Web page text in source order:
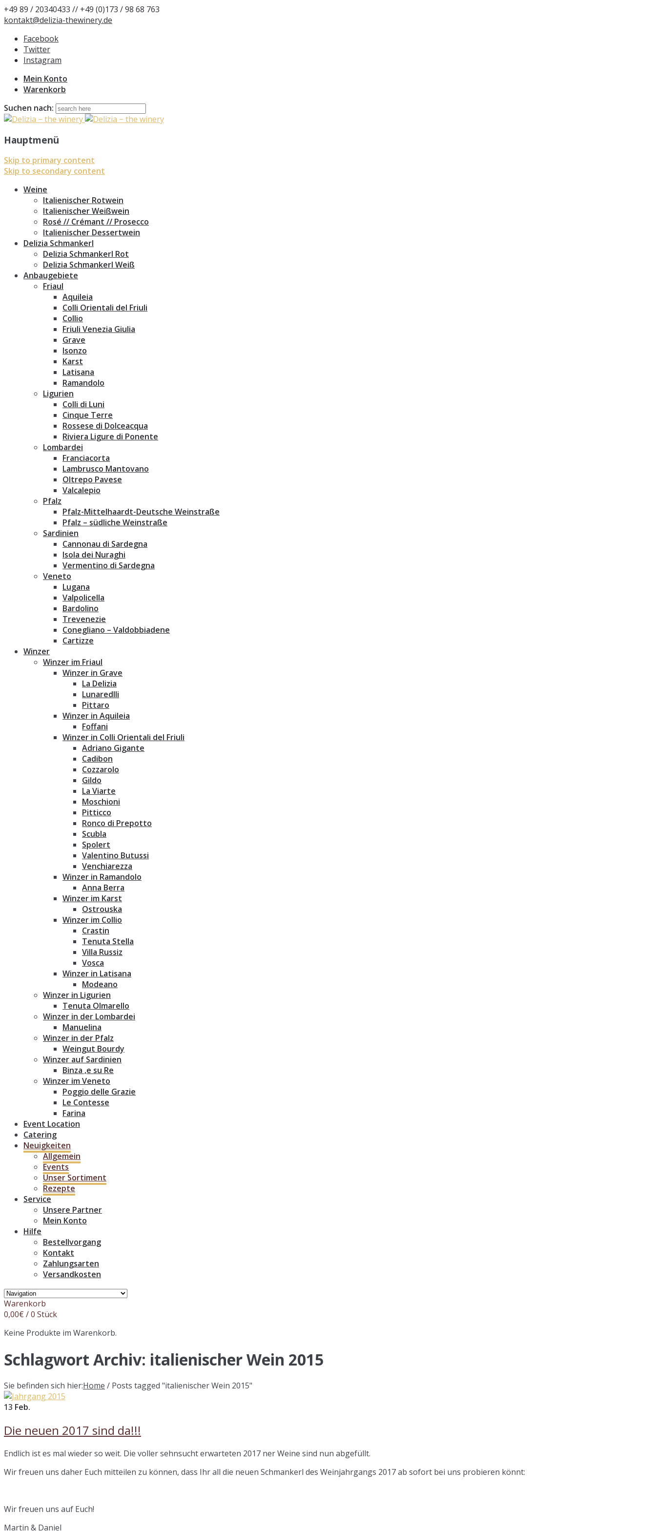
+49 89 / 20340433 // +49 (0)173 / 98 68 763
kontakt@delizia-thewinery.de
Facebook
Twitter
Instagram
Mein Konto
Warenkorb
Suchen nach:
Hauptmenü
Skip to primary content
Skip to secondary content
Weine
Italienischer Rotwein
Italienischer Weißwein
Rosé // Crémant // Prosecco
Italienischer Dessertwein
Delizia Schmankerl
Delizia Schmankerl Rot
Delizia Schmankerl Weiß
Anbaugebiete
Friaul
Aquileia
Colli Orientali del Friuli
Collio
Friuli Venezia Giulia
Grave
Isonzo
Karst
Latisana
Ramandolo
Ligurien
Colli di Luni
Cinque Terre
Rossese di Dolceacqua
Riviera Ligure di Ponente
Lombardei
Franciacorta
Lambrusco Mantovano
Oltrepo Pavese
Valcalepio
Pfalz
Pfalz-Mittelhaardt-Deutsche Weinstraße
Pfalz – südliche Weinstraße
Sardinien
Cannonau di Sardegna
Isola dei Nuraghi
Vermentino di Sardegna
Veneto
Lugana
Valpolicella
Bardolino
Trevenezie
Conegliano – Valdobbiadene
Cartizze
Winzer
Winzer im Friaul
Winzer in Grave
La Delizia
Lunaredlli
Pittaro
Winzer in Aquileia
Foffani
Winzer in Colli Orientali del Friuli
Adriano Gigante
Cadibon
Cozzarolo
Gildo
La Viarte
Moschioni
Pitticco
Ronco di Prepotto
Scubla
Spolert
Valentino Butussi
Venchiarezza
Winzer in Ramandolo
Anna Berra
Winzer im Karst
Ostrouska
Winzer im Collio
Crastin
Tenuta Stella
Villa Russiz
Vosca
Winzer in Latisana
Modeano
Winzer in Ligurien
Tenuta Olmarello
Winzer in der Lombardei
Manuelina
Winzer in der Pfalz
Weingut Bourdy
Winzer auf Sardinien
Binza ‚e su Re
Winzer im Veneto
Poggio delle Grazie
Le Contesse
Farina
Event Location
Catering
Neuigkeiten
Allgemein
Events
Unser Sortiment
Rezepte
Service
Unsere Partner
Mein Konto
Hilfe
Bestellvorgang
Kontakt
Zahlungsarten
Versandkosten
Warenkorb
0,00€ / 0 Stück
Keine Produkte im Warenkorb.
Schlagwort Archiv: italienischer Wein 2015
Sie befinden sich hier:Home / Posts tagged "italienischer Wein 2015"
13 Feb.
Die neuen 2017 sind da!!!
Endlich ist es mal wieder so weit. Die voller sehnsucht erwarteten 2017 ner Weine sind nun abgefüllt.
Wir freuen uns daher Euch mitteilen zu können, dass Ihr all die neuen Schmankerl des Weinjahrgangs 2017 ab sofort bei uns probieren könnt:
Wir freuen uns auf Euch!
Martin & Daniel